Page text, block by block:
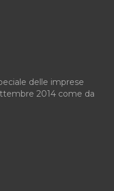
delle imprese
2014 come da